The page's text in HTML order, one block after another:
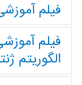
فیلم
فیلم
الگوریتم